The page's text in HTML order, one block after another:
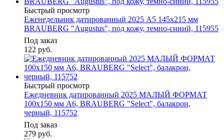
Быстрый просмотр
Еженедельник датированный 2025 А5 145х215 мм
BRAUBERG "Augustus", под кожу, темно-синий, 115955
Под заказ
122 руб.
Быстрый просмотр
Ежедневник датированный 2025 МАЛЫЙ ФОРМАТ
100х150 мм А6, BRAUBERG "Select", балакрон,
черный, 115752
Под заказ
279 руб.